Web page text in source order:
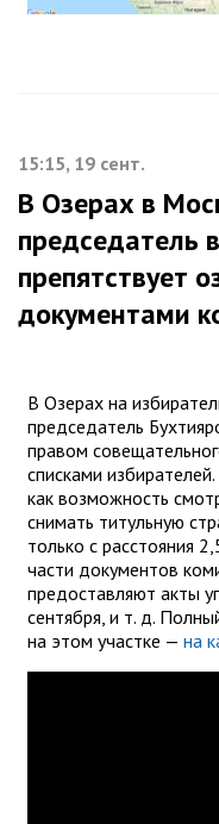
15:15, 19 сент.
В Озерах в
председатель
препятствует
документами
В Озерах на
председатель
правом
списками
как возможность
снимать титульную
только с расстояния
части документов
предоставляют акты
сентября, и т. д.
на этом участке — на